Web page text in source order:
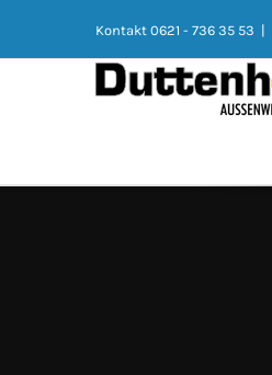
Kontakt 0621 - 736 35 53 |